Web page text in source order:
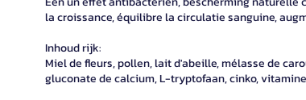
la croissance, équilibre la circulatie sanguine,
Inhoud rijk:
Miel de fleurs, pollen, lait d'abeille, mélasse de
gluconate de calcium, L-tryptofaan, cinko, vitamine